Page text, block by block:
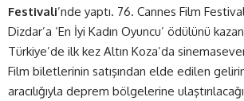
Festivali’nde yaptı. 76. Cannes Film
Dizdar’a ‘En İyi Kadın Oyuncu’ ödülünü
Türkiye’de ilk kez Altın Koza’da
Film biletlerinin satışından elde edilen
aracılığıyla deprem bölgelerine